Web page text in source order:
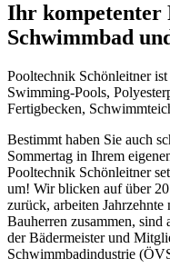
Ihr
Schwimmbad
Pooltechnik Schönleitner
Swimming-Pools,
Fertigbecken,
Bestimmt haben Sie auch
Sommertag in Ihrem
Pooltechnik Schönleitner
um! Wir blicken auf über
zurück, arbeiten
Bauherren zusammen,
der Bädermeister und
Schwimmbadindustrie